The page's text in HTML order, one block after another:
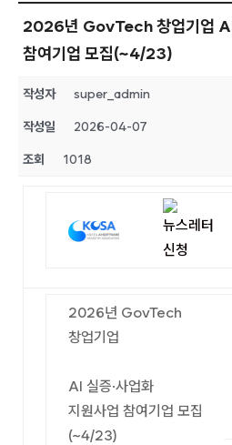
2026년 GovTech 창업기업 AI
참여기업 모집(~4/23)
작성자 super_admin
작성일 2026-04-07
조회 1018
2026년 GovTech
창업기업
AI 실증·사업화
지원사업 참여기업 모집
(~4/23)